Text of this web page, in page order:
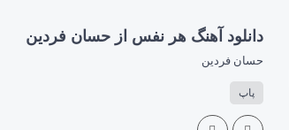
دانلود آهنگ هر نفس از حسان فردین
حسان فردین
پاپ